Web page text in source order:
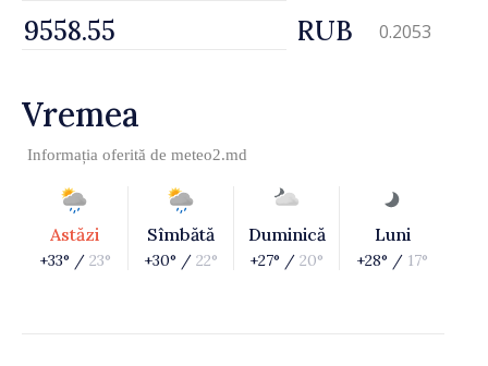
RUB 0.2053
Vremea
Informația oferită de meteo2.md
Astăzi
+33° / 23°
Sîmbătă
+30° / 22°
Duminică
+27° / 20°
Luni
+28° / 17°